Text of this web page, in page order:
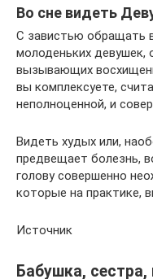
Во сне видеть
С завистью обращать
молоденьких девушек,
вызывающих
вы комплексуете,
неполноценной, и
Видеть худых или,
предвещает болезнь,
голову совершенно
которые на практике,
Источник
Бабушка, сестра,